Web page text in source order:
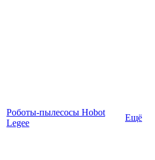
Роботы-пылесосы Hobot
Legee
Ещё